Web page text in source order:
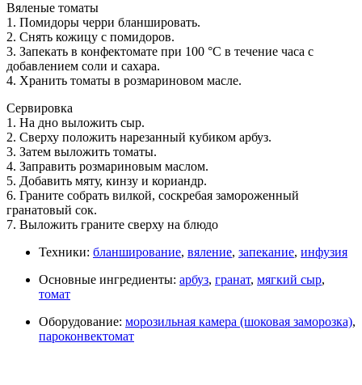
Вяленые томаты
1. Помидоры черри бланшировать.
2. Снять кожицу с помидоров.
3. Запекать в конфектомате при 100 °С в течение часа с
добавлением соли и сахара.
4. Хранить томаты в розмариновом масле.
Сервировка
1. На дно выложить сыр.
2. Сверху положить нарезанный кубиком арбуз.
3. Затем выложить томаты.
4. Заправить розмариновым маслом.
5. Добавить мяту, кинзу и кориандр.
6. Граните собрать вилкой, соскребая замороженный
гранатовый сок.
7. Выложить граните сверху на блюдо
Техники: бланширование, вяление, запекание, инфузия
Основные ингредиенты: арбуз, гранат, мягкий сыр,
томат
Оборудование: морозильная камера (шоковая заморозка),
пароконвектомат